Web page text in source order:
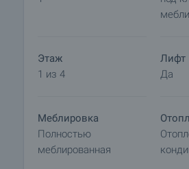
прекращаются просмотры с
и окончательного договора.
свяжитесь с ответственным
порядке оплаты.
Этаж
1 из 4
Лифт
Да
Меблировка
Полностью
меблированная